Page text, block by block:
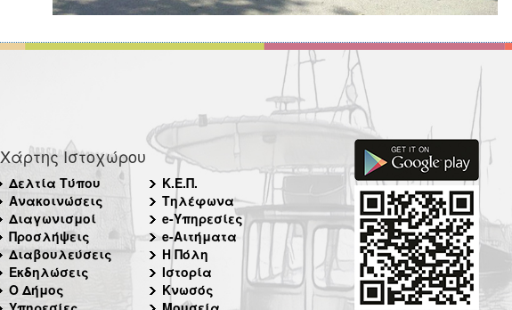
Χάρτης Ιστοχώρου
Δελτία Τύπου
Ανακοινώσεις
Διαγωνισμοί
Προσλήψεις
Διαβουλεύσεις
Εκδηλώσεις
Ο Δήμος
Κ.Ε.Π.
Τηλέφωνα
e-Υπηρεσίες
e-Αιτήματα
Η Πόλη
Ιστορία
Κνωσός